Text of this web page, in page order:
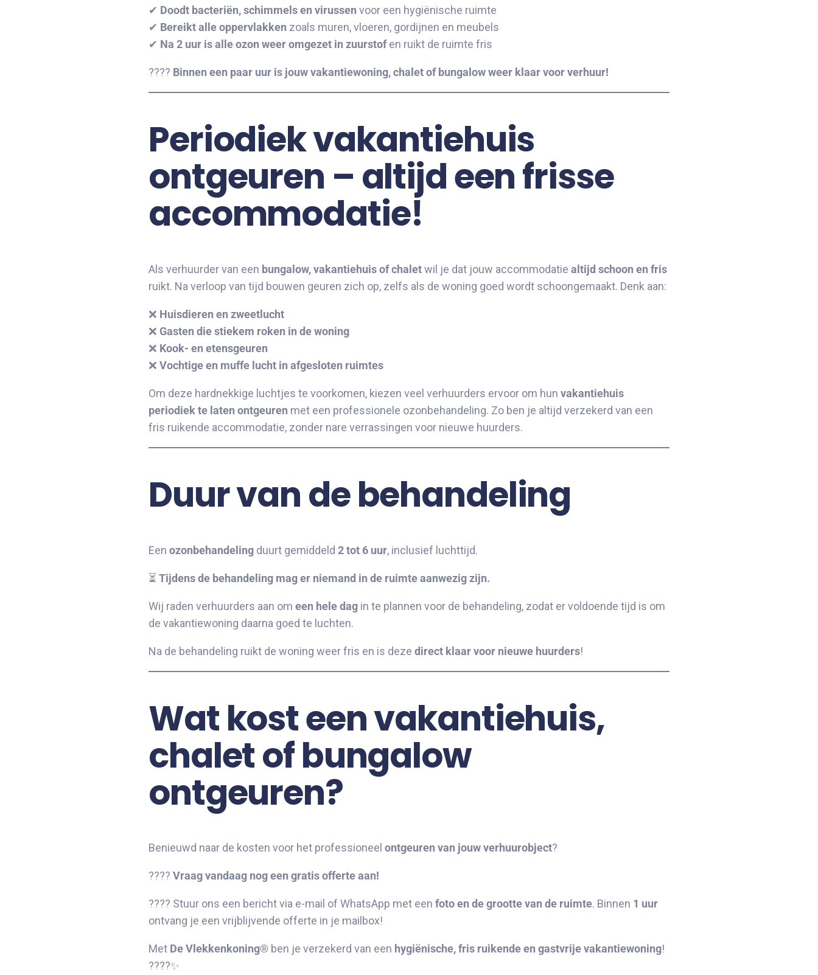
✔ Doodt bacteriën, schimmels en virussen voor een hygiënische ruimte
✔ Bereikt alle oppervlakken zoals muren, vloeren, gordijnen en meubels
✔ Na 2 uur is alle ozon weer omgezet in zuurstofen ruikt de ruimte fris
???? Binnen een paar uur is jouw vakantiewoning, chalet of bungalow weer klaar voor verhuur!
Periodiek vakantiehuis
ontgeuren – altijd een frisse
accommodatie!
Als verhuurder van een bungalow, vakantiehuis of chaletwil je dat jouw accommodatie altijd schoon en fris
ruikt. Na verloop van tijd bouwen geuren zich op, zelfs als de woning goed wordt schoongemaakt. Denk aan:
❌ Huisdieren en zweetlucht
❌ Gasten die stiekem roken in de woning
❌ Kook- en etensgeuren
❌ Vochtige en muffe lucht in afgesloten ruimtes
Om deze hardnekkige luchtjes te voorkomen, kiezen veel verhuurders ervoor om hun vakantiehuis
periodiek te laten ontgeuren met een professionele ozonbehandeling. Zo ben je altijd verzekerd van een
fris ruikende accommodatie, zonder nare verrassingen voor nieuwe huurders.
Duur van de behandeling
Een ozonbehandeling duurt gemiddeld 2 tot 6 uur, inclusief luchttijd.
⏳ Tijdens de behandeling mag er niemand in de ruimte aanwezig zijn.
Wij raden verhuurders aan om een hele dag in te plannen voor de behandeling, zodat er voldoende tijd is om
de vakantiewoning daarna goed te luchten.
Na de behandeling ruikt de woning weer fris en is deze direct klaar voor nieuwe huurders!
Wat kost een vakantiehuis,
chalet of bungalow
ontgeuren?
Benieuwd naar de kosten voor het professioneel ontgeuren van jouw verhuurobject?
???? Vraag vandaag nog een gratis offerte aan!
???? Stuur ons een bericht via e-mail of WhatsApp met een foto en de grootte van de ruimte. Binnen 1 uur
ontvang je een vrijblijvende offerte in je mailbox!
Met De Vlekkenkoning® ben je verzekerd van een hygiënische, fris ruikende en gastvrije vakantiewoning!
????✨